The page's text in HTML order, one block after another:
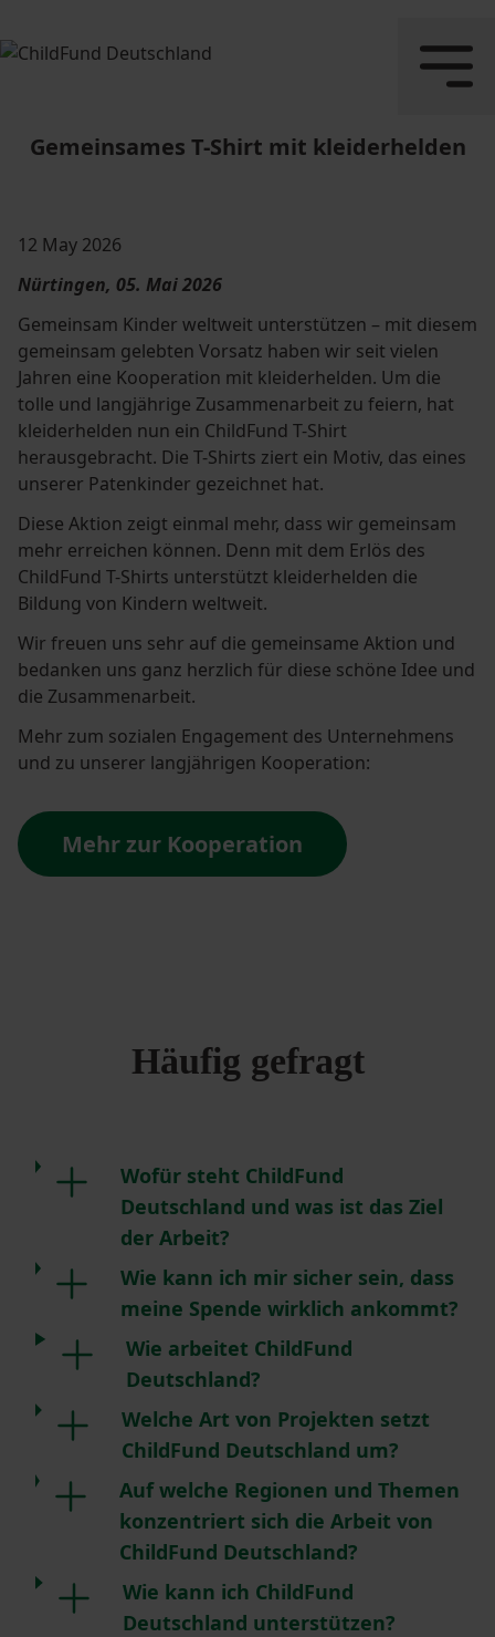
Gemeinsames T-Shirt mit kleiderhelden
12 May 2026
Nürtingen, 05. Mai 2026
Gemeinsam Kinder weltweit unterstützen – mit diesem
gemeinsam gelebten Vorsatz haben wir seit vielen
Jahren eine Kooperation mit kleiderhelden. Um die
tolle und langjährige Zusammenarbeit zu feiern, hat
kleiderhelden nun ein ChildFund T-Shirt
herausgebracht. Die T-Shirts ziert ein Motiv, das eines
unserer Patenkinder gezeichnet hat.
Diese Aktion zeigt einmal mehr, dass wir gemeinsam
mehr erreichen können. Denn mit dem Erlös des
ChildFund T-Shirts unterstützt kleiderhelden die
Bildung von Kindern weltweit.
Wir freuen uns sehr auf die gemeinsame Aktion und
bedanken uns ganz herzlich für diese schöne Idee und
die Zusammenarbeit.
Mehr zum sozialen Engagement des Unternehmens
und zu unserer langjährigen Kooperation:
Mehr zur Kooperation
Häufig gefragt
Wofür steht ChildFund
Deutschland und was ist das Ziel
der Arbeit?
Wie kann ich mir sicher sein, dass
meine Spende wirklich ankommt?
Wie arbeitet ChildFund
Deutschland?
Welche Art von Projekten setzt
ChildFund Deutschland um?
Auf welche Regionen und Themen
konzentriert sich die Arbeit von
ChildFund Deutschland?
Wie kann ich ChildFund
Deutschland unterstützen?